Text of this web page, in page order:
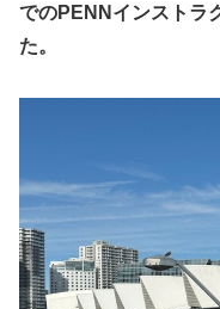
でのPENNインストラ
た。